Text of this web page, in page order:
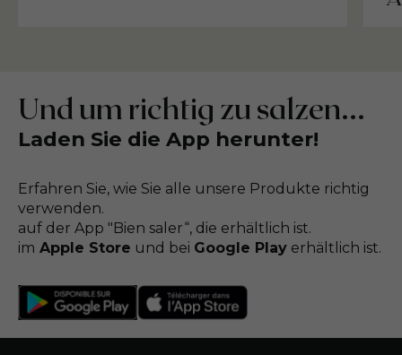
Und um richtig zu salzen...
Laden Sie die App herunter!
Erfahren Sie, wie Sie alle unsere Produkte richtig
verwenden.
auf der App "Bien saler“, die erhältlich ist.
im Apple Store und bei Google Play erhältlich ist.